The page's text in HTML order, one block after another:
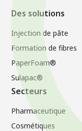
Des solutions
Injection de pâte
Formation de fibres
PaperFoam®
Sulapac®
Secteurs
Pharmaceutique
Cosmétiques